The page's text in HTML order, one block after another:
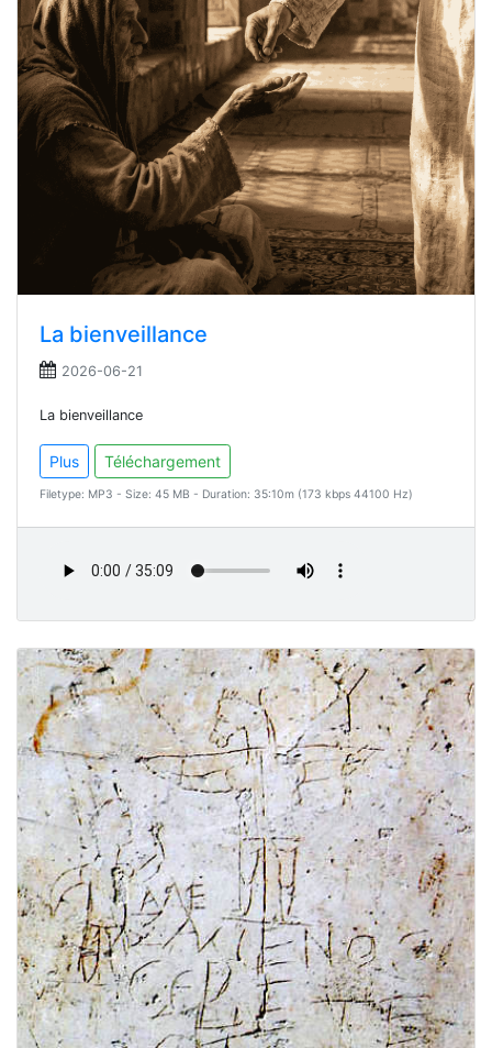
La bienveillance
2026-06-21
La bienveillance
Plus Téléchargement
Filetype: MP3 - Size: 45 MB - Duration: 35:10m (173 kbps 44100 Hz)